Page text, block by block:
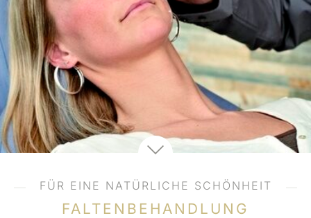
FÜR EINE NATÜRLICHE SCHÖNHEIT
FALTENBEHANDLUNG